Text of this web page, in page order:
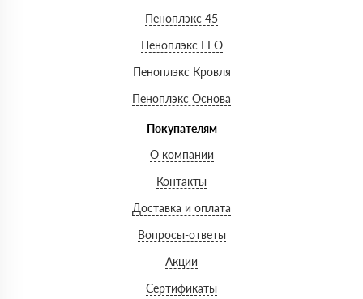
Пеноплэкс 45
Пеноплэкс ГЕО
Пеноплэкс Кровля
Пеноплэкс Основа
Покупателям
О компании
Контакты
Доставка и оплата
Вопросы-ответы
Акции
Сертификаты